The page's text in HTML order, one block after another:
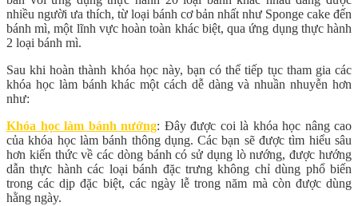
nhiều người ưa thích, từ loại bánh cơ bản nhất như Sponge cake đến
bánh mì, một lĩnh vực hoàn toàn khác biệt, qua ứng dụng thực hành
2 loại bánh mì.
Sau khi hoàn thành khóa học này, bạn có thể tiếp tục tham gia các
khóa học làm bánh khác một cách dễ dàng và nhuần nhuyễn hơn
như:
Khóa học làm bánh nướng: Đây được coi là khóa học nâng cao
của khóa học làm bánh thông dụng. Các bạn sẽ được tìm hiểu sâu
hơn kiến thức về các dòng bánh có sử dụng lò nướng, được hướng
dẫn thực hành các loại bánh đặc trưng không chỉ dùng phổ biến
trong các dịp đặc biệt, các ngày lễ trong năm mà còn được dùng
hằng ngày.